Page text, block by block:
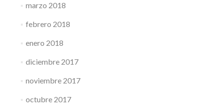
marzo 2018
febrero 2018
enero 2018
diciembre 2017
noviembre 2017
octubre 2017